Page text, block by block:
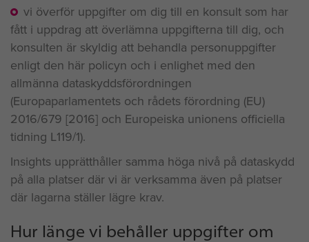
vi överför uppgifter om dig till en konsult som har
fått i uppdrag att överlämna uppgifterna till dig, och
konsulten är skyldig att behandla personuppgifter
enligt den här policyn och i enlighet med den
allmänna dataskyddsförordningen
(Europaparlamentets och rådets förordning (EU)
2016/679 [2016] och Europeiska unionens officiella
tidning L119/1).
Insights upprätthåller samma höga nivå på dataskydd
på alla platser där vi är verksamma även på platser
där lagarna ställer lägre krav.
Hur länge vi behåller uppgifter om